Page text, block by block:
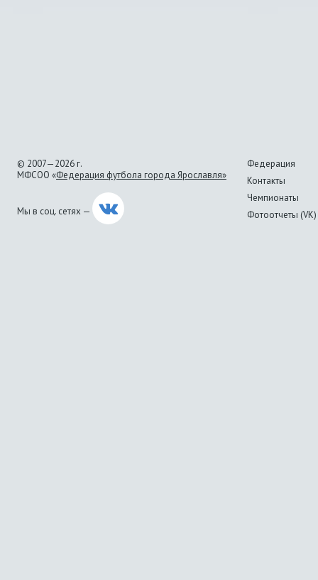
© 2007—2026 г.
МФСОО «Федерация футбола города Ярославля»
Мы в соц. сетях —
Федерация
Контакты
Чемпионаты
Фотоотчеты (VK)